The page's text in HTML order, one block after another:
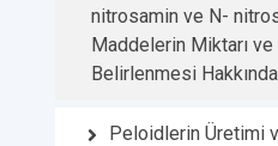
nitrosamin ve N-
Maddelerin Miktarı
Belirlenmesi
Peloidlerin Üretimi